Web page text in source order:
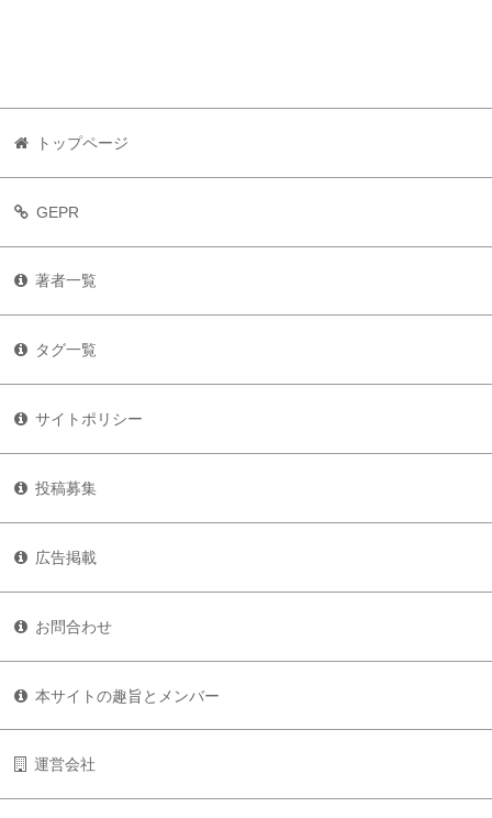
トップページ
GEPR
著者一覧
タグ一覧
サイトポリシー
投稿募集
広告掲載
お問合わせ
本サイトの趣旨とメンバー
運営会社